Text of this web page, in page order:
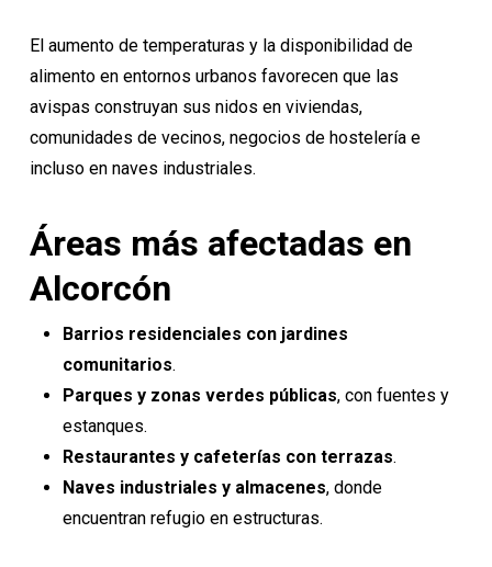
El aumento de temperaturas y la disponibilidad de
alimento en entornos urbanos favorecen que las
avispas construyan sus nidos en viviendas,
comunidades de vecinos, negocios de hostelería e
incluso en naves industriales.
Áreas más afectadas en
Alcorcón
Barrios residenciales con jardines
comunitarios.
Parques y zonas verdes públicas, con fuentes y
estanques.
Restaurantes y cafeterías con terrazas.
Naves industriales y almacenes, donde
encuentran refugio en estructuras.